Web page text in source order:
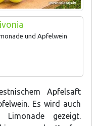
und Apfelwein
Apfelsaft
Es wird auch
Limonade gezeigt.